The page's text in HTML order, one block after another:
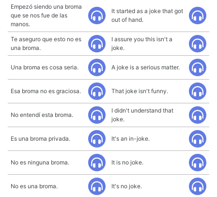
Empezó siendo una broma
que se nos fue de las
manos.
It started as a joke that got
out of hand.
Te aseguro que esto no es
una broma.
I assure you this isn't a
joke.
Una broma es cosa seria. A joke is a serious matter.
Esa broma no es graciosa. That joke isn't funny.
No entendí esta broma.
I didn't understand that
joke.
Es una broma privada. It's an in-joke.
No es ninguna broma. It is no joke.
No es una broma. It's no joke.